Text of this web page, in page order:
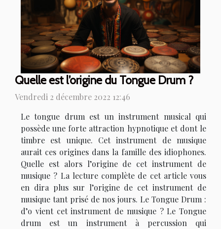
Quelle est l’origine du Tongue Drum ?
Vendredi 2 décembre 2022 12:46
Le tongue drum est un instrument musical qui
possède une forte attraction hypnotique et dont le
timbre est unique. Cet instrument de musique
aurait ces origines dans la famille des idiophones.
Quelle est alors l’origine de cet instrument de
musique ? La lecture complète de cet article vous
en dira plus sur l’origine de cet instrument de
musique tant prisé de nos jours. Le Tongue Drum :
d’o vient cet instrument de musique ? Le Tongue
drum est un instrument à percussion qui